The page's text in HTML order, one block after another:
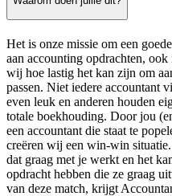
Het is onze missie om een
aan accounting opdrachten,
wij hoe lastig het kan zijn om
passen. Niet iedere accountant
even leuk en anderen houden
totale boekhouding. Door jou
een accountant die staat te
creëren wij een win-win
dat graag met je werkt en het
opdracht hebben die ze graag
van deze match, krijgt